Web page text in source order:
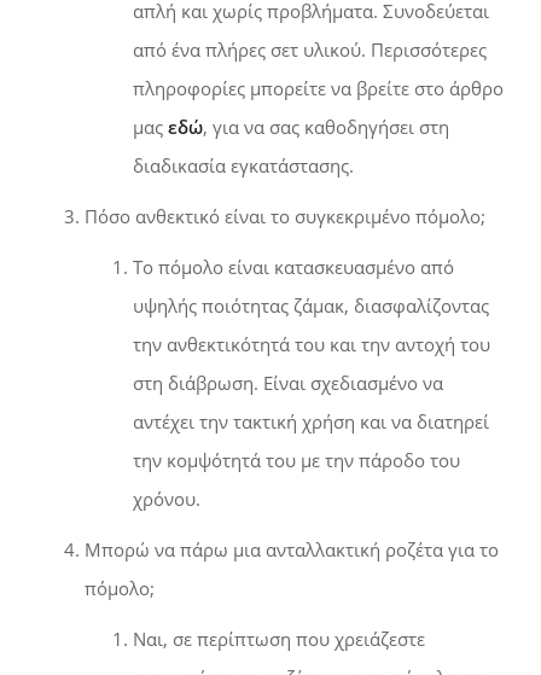
απλή και χωρίς προβλήματα. Συνοδεύεται
από ένα πλήρες σετ υλικού. Περισσότερες
πληροφορίες μπορείτε να βρείτε στο άρθρο
μας εδώ, για να σας καθοδηγήσει στη
διαδικασία εγκατάστασης.
Πόσο ανθεκτικό είναι το συγκεκριμένο πόμολο;
Το πόμολο είναι κατασκευασμένο από
υψηλής ποιότητας ζάμακ, διασφαλίζοντας
την ανθεκτικότητά του και την αντοχή του
στη διάβρωση. Είναι σχεδιασμένο να
αντέχει την τακτική χρήση και να διατηρεί
την κομψότητά του με την πάροδο του
χρόνου.
Μπορώ να πάρω μια ανταλλακτική ροζέτα για το
πόμολο;
Ναι, σε περίπτωση που χρειάζεστε